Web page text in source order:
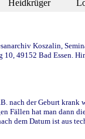
Heidkrüger
Koszalin,
49152 Bad Essen.
der Geburt
Fällen hat man dann
dem Datum ist aus